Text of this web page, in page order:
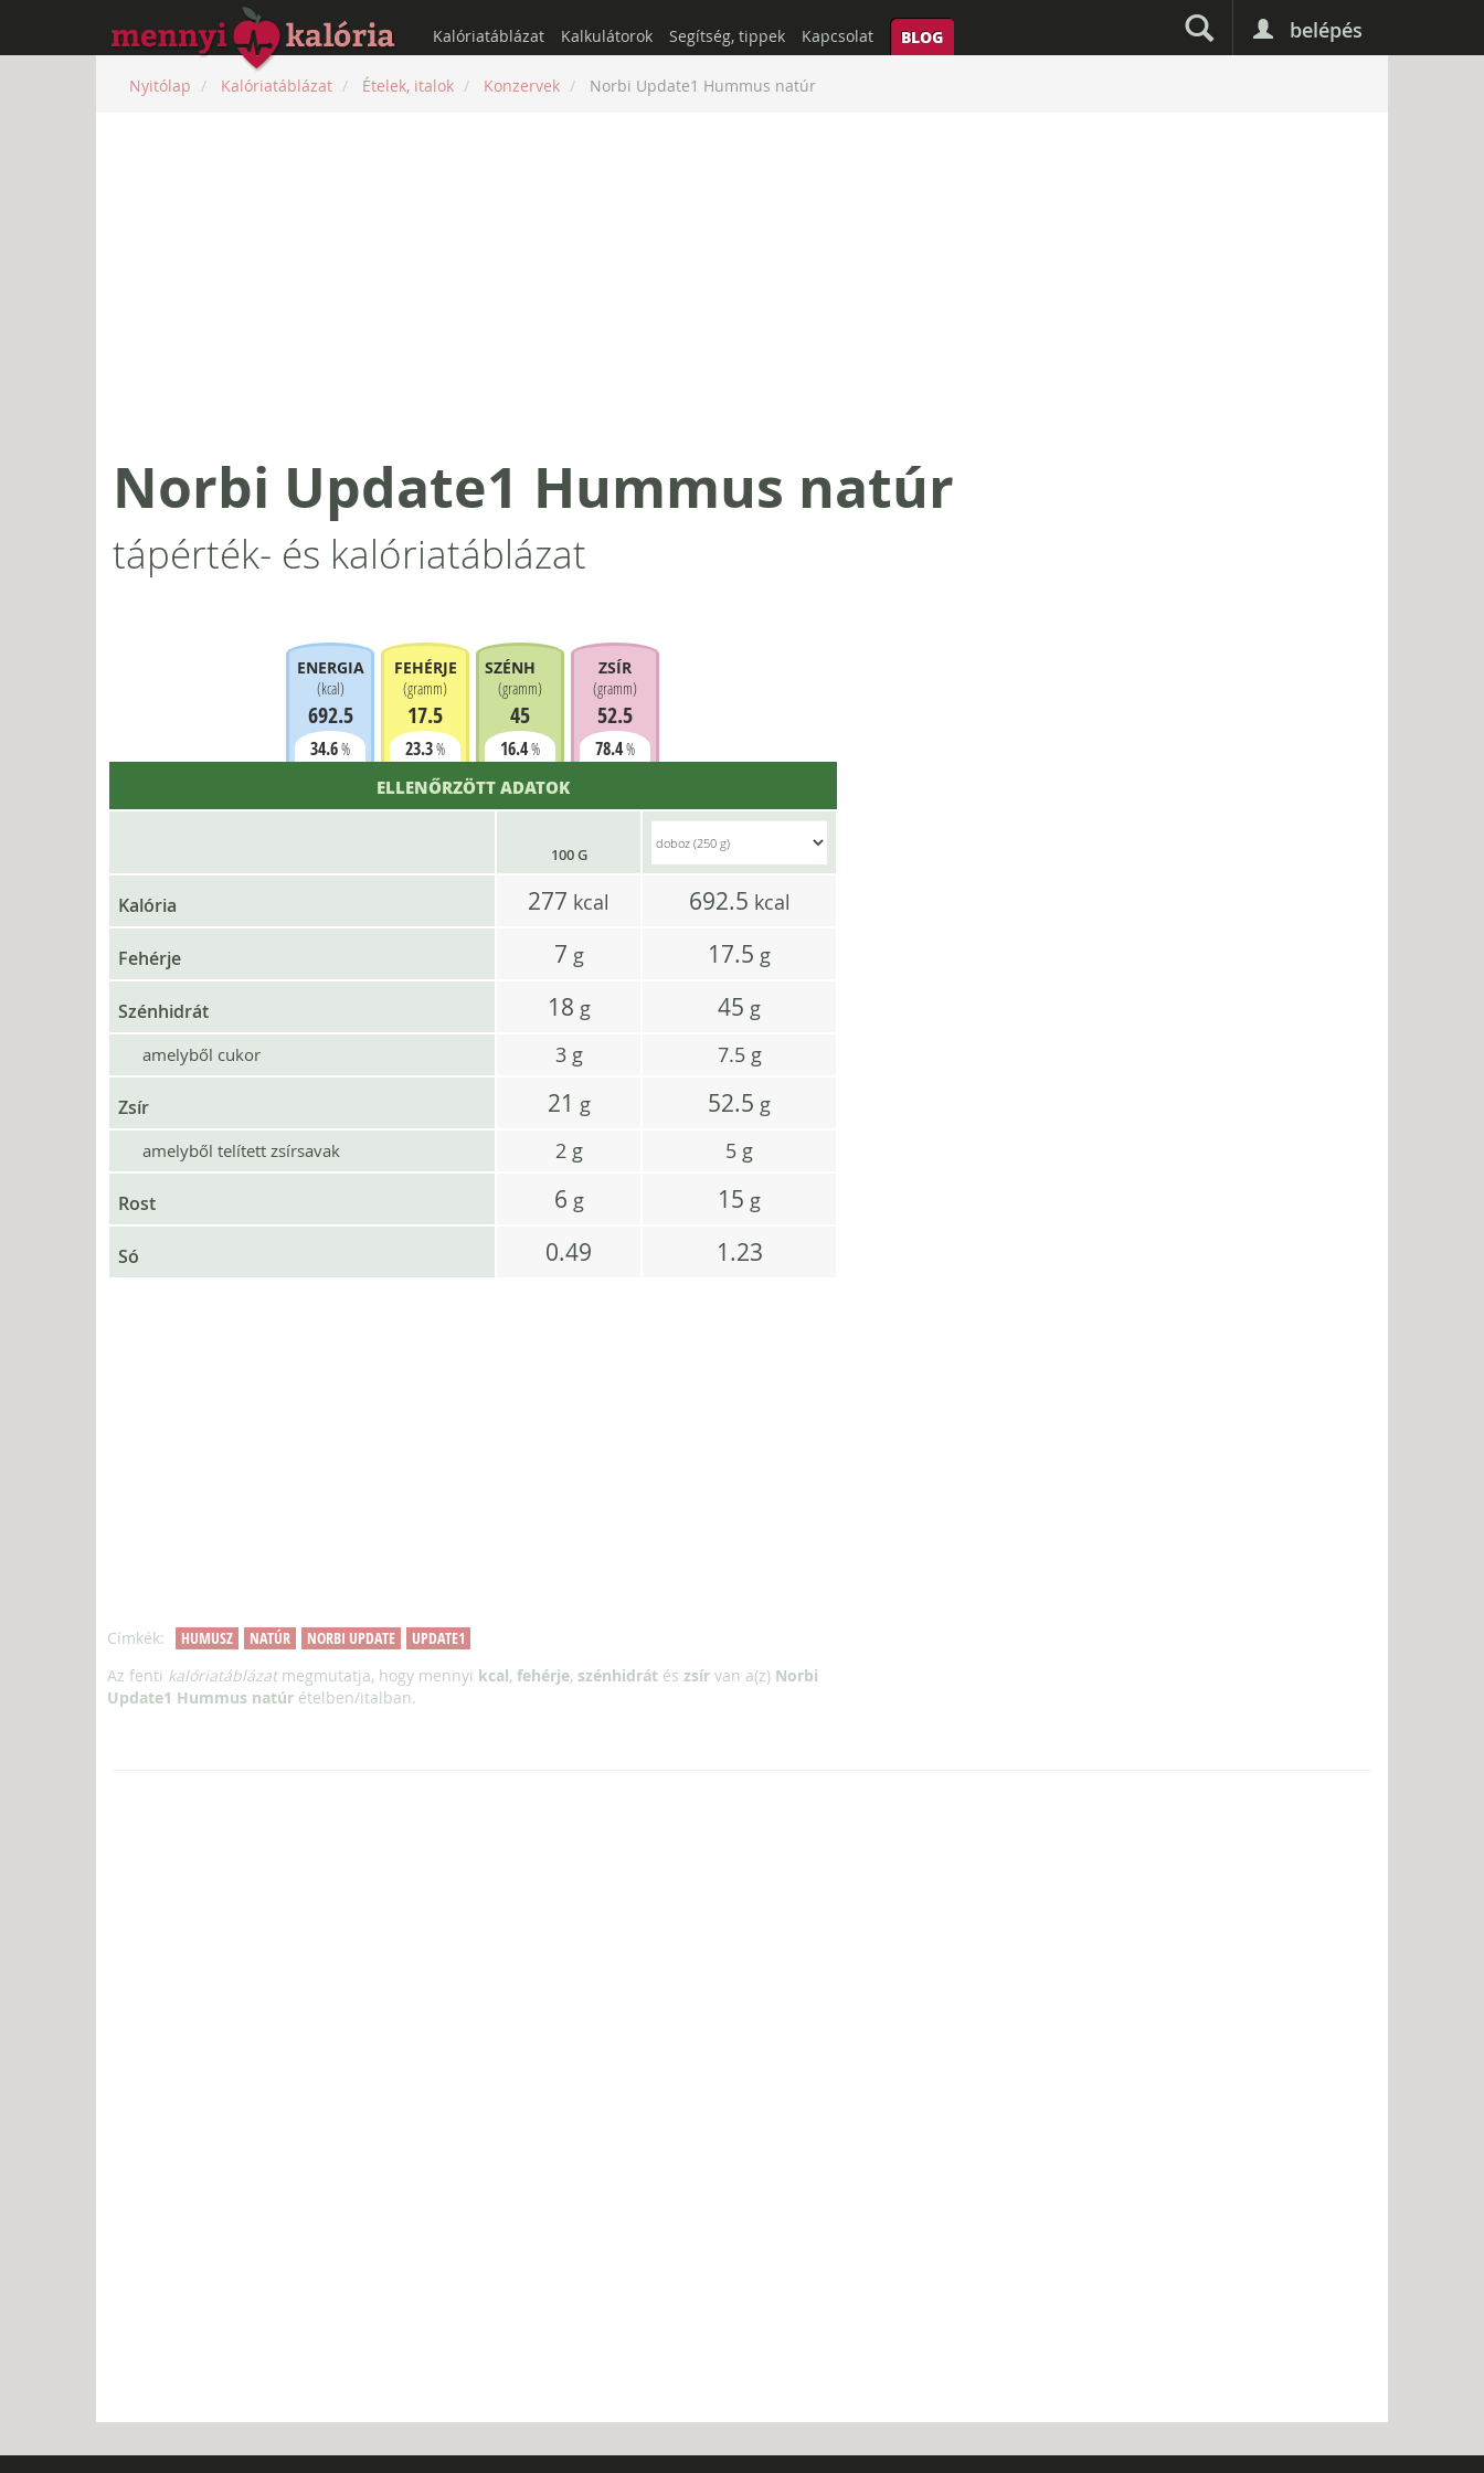
belépés
Kalóriatáblázat Kalkulátorok Segítség, tippek Kapcsolat BLOG
Nyitólap Kalóriatáblázat Ételek, italok Konzervek Norbi Update1 Hummus natúr
Norbi Update1 Hummus natúr
tápérték- és kalóriatáblázat
ENERGIA
(kcal)
692.5
34.6%
FEHÉRJE
(gramm)
17.5
23.3%
SZÉNHIDRÁT
(gramm)
45
16.4%
ZSÍR
(gramm)
52.5
78.4%
ELLENŐRZÖTT ADATOK
100 G
Kalória 277 kcal 692.5 kcal
Fehérje 7 g 17.5 g
Szénhidrát 18 g 45 g
amelyből cukor 3 g 7.5 g
Zsír 21 g 52.5 g
amelyből telített zsírsavak 2 g 5 g
Rost 6 g 15 g
Só 0.49 1.23
Címkék: HUMUSZ NATÚR NORBI UPDATE
UPDATE1
Az fenti kalóriatáblázatmegmutatja, hogy mennyi kcal, fehérje, szénhidrát és zsír van a(z) Norbi
Update1 Hummus natúr ételben/italban.